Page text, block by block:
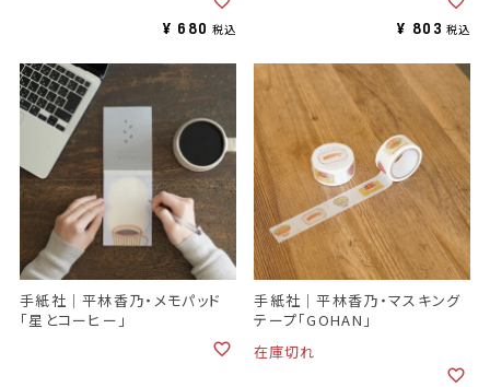
¥ 680 税込 ¥ 803 税込
手紙社｜平林香乃・メモパッド
「星とコーヒー」
手紙社｜平林香乃・マスキング
テープ「GOHAN」
在庫切れ